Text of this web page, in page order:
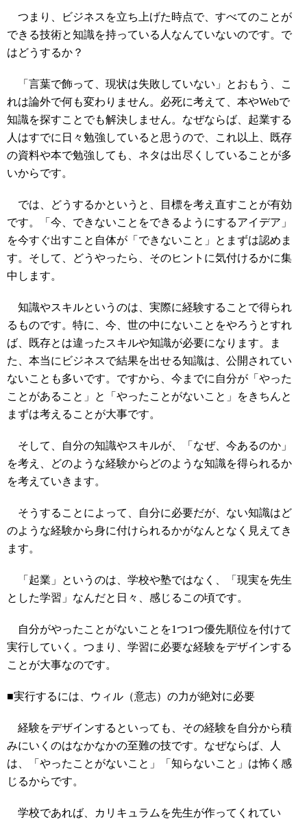
つまり、ビジネスを立ち上げた時点で、すべてのことが
できる技術と知識を持っている人なんていないのです。で
はどうするか？
「言葉で飾って、現状は失敗していない」とおもう、こ
れは論外で何も変わりません。必死に考えて、本やWebで
知識を探すことでも解決しません。なぜならば、起業する
人はすでに日々勉強していると思うので、これ以上、既存
の資料や本で勉強しても、ネタは出尽くしていることが多
いからです。
では、どうするかというと、目標を考え直すことが有効
です。「今、できないことをできるようにするアイデア」
を今すぐ出すこと自体が「できないこと」とまずは認めま
す。そして、どうやったら、そのヒントに気付けるかに集
中します。
知識やスキルというのは、実際に経験することで得られ
るものです。特に、今、世の中にないことをやろうとすれ
ば、既存とは違ったスキルや知識が必要になります。ま
た、本当にビジネスで結果を出せる知識は、公開されてい
ないことも多いです。ですから、今までに自分が「やった
ことがあること」と「やったことがないこと」をきちんと
まずは考えることが大事です。
そして、自分の知識やスキルが、「なぜ、今あるのか」
を考え、どのような経験からどのような知識を得られるか
を考えていきます。
そうすることによって、自分に必要だが、ない知識はど
のような経験から身に付けられるかがなんとなく見えてき
ます。
「起業」というのは、学校や塾ではなく、「現実を先生
とした学習」なんだと日々、感じるこの頃です。
自分がやったことがないことを1つ1つ優先順位を付けて
実行していく。つまり、学習に必要な経験をデザインする
ことが大事なのです。
■実行するには、ウィル（意志）の力が絶対に必要
経験をデザインするといっても、その経験を自分から積
みにいくのはなかなかの至難の技です。なぜならば、人
は、「やったことがないこと」「知らないこと」は怖く感
じるからです。
学校であれば、カリキュラムを先生が作ってくれてい